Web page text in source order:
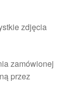
zdjęcia
zamówionej
przez